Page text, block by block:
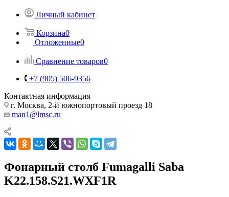
Личный кабинет
Корзина0
Отложенные0
Сравнение товаров0
+7 (905) 506-9356
Контактная информация
г. Москва, 2-й южнопортовый проезд 18
man1@lmsc.ru
Фонарный столб Fumagalli Saba
K22.158.S21.WXF1R